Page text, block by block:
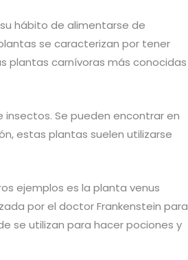
hábito de alimentarse de
se caracterizan por tener
plantas carnívoras más conocidas
Se pueden encontrar en
estas plantas suelen utilizarse
ejemplos es la planta venus
por el doctor Frankenstein para
se utilizan para hacer pociones y